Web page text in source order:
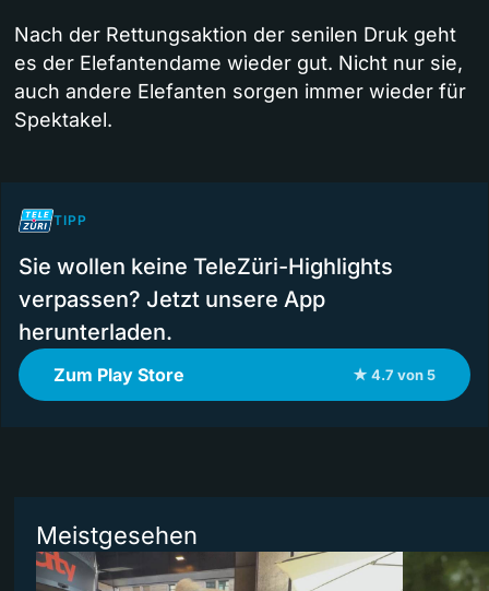
Nach der Rettungsaktion der senilen Druk geht
es der Elefantendame wieder gut. Nicht nur sie,
auch andere Elefanten sorgen immer wieder für
Spektakel.
TIPP
Sie wollen keine TeleZüri-Highlights
verpassen? Jetzt unsere App
herunterladen.
Zum Play Store ★ 4.7 von 5
Meistgesehen